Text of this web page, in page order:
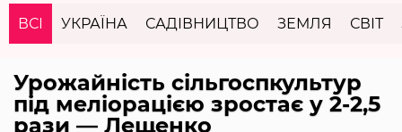
ВСІ УКРАЇНА САДІВНИЦТВО ЗЕМЛЯ СВІТ
Урожайність сільгоспкультур
під меліорацією зростає у 2-2,5
рази — Лещенко